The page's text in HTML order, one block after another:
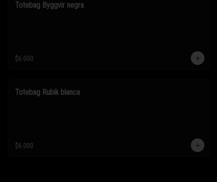
Totebag Byggvir negra
$6.000
Totebag Rubik blanca
$6.000